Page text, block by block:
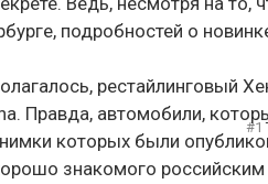
подробностей о
рестайлинговый
Правда, автомобили,
которых были
знакомого
#1